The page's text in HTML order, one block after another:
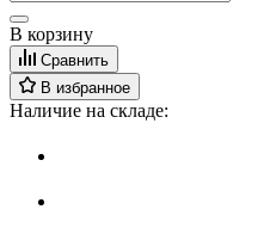
В корзину
Сравнить
В избранное
Наличие на складе: